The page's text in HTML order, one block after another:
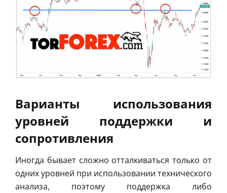
Варианты использования
уровней поддержки и
сопротивления
Иногда бывает сложно отталкиваться только от
одних уровней при использовании технического
анализа, поэтому поддержка либо